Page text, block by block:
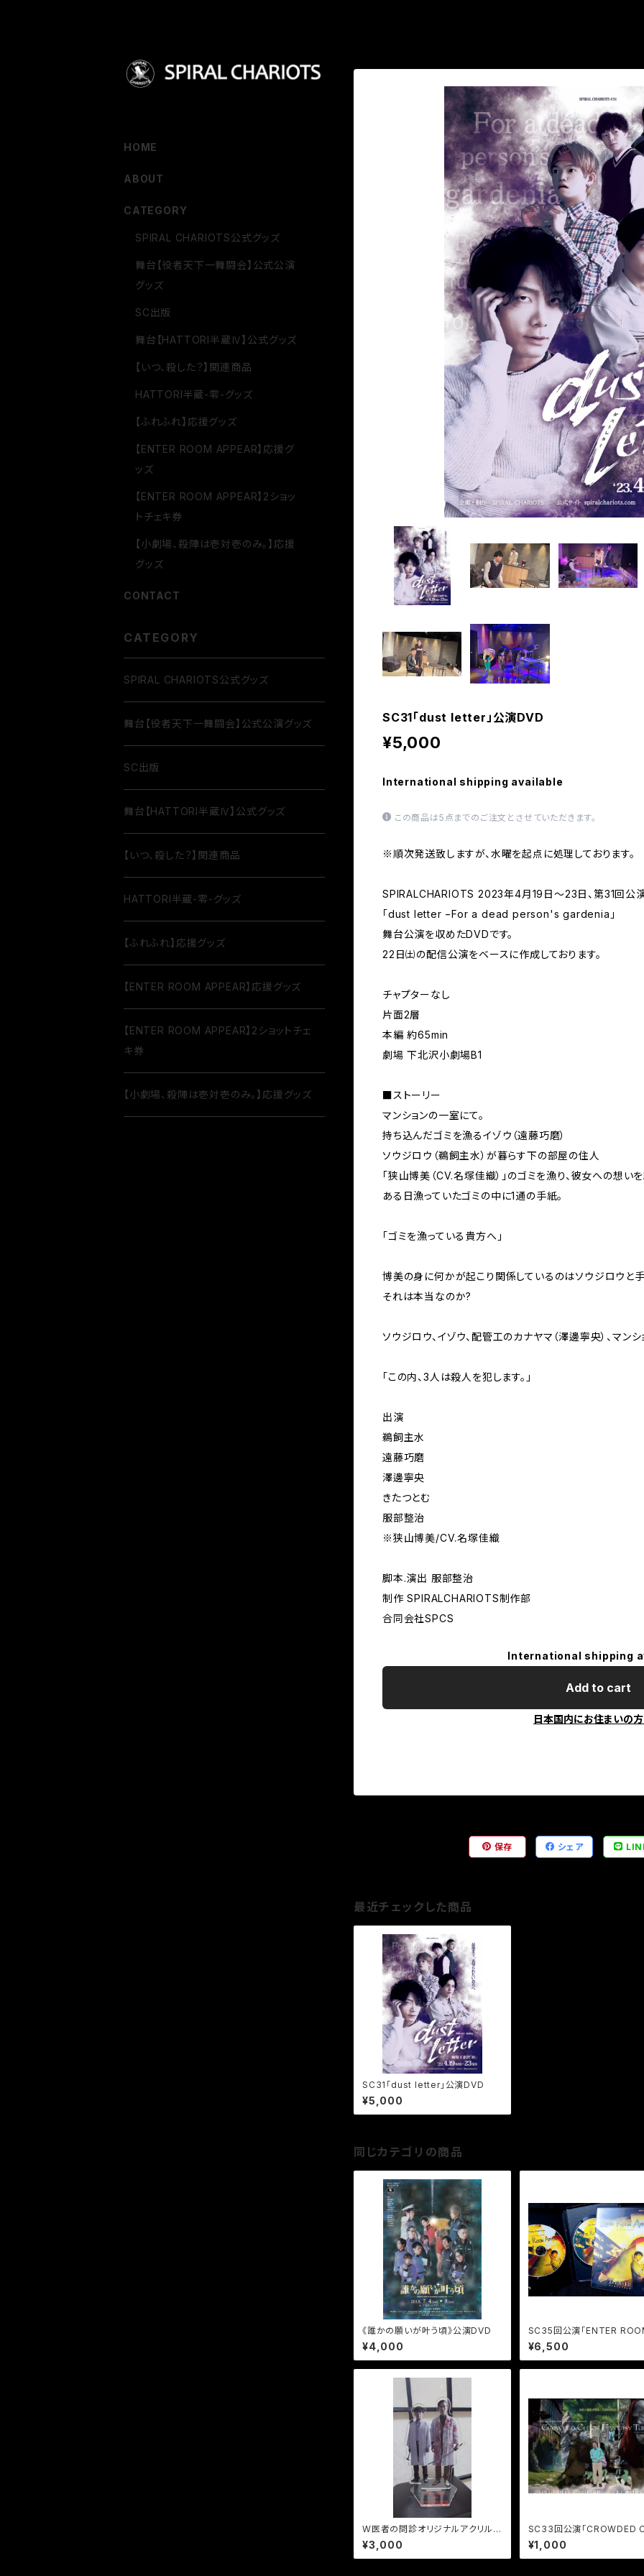
SC31「dust letter」公演DVD
¥5,000
International shipping available
この商品は5点までのご注文とさせていただきます。
※順次発送致しますが、水曜を起点に処理しております。
SPIRALCHARIOTS 2023年4月19日〜23日、第31回公
「dust letter −For a dead person's gardenia」
舞台公演を収めたDVDです。
22日㈯の配信公演をベースに作成しております。
チャプターなし
片面2層
本編 約65min
劇場 下北沢小劇場B1
■ストーリー
マンションの一室にて。
持ち込んだゴミを漁るイゾウ（遠藤巧磨）
ソウジロウ（鵜飼主水）が暮らす下の部屋の住人
「狭山博美（CV.名塚佳織）」のゴミを漁り、彼女への想い
ある日漁っていたゴミの中に1通の手紙。
「ゴミを漁っている貴方へ」
博美の身に何かが起こり関係しているのはソウジロウと
それは本当なのか?
ソウジロウ、イゾウ、配管工のカナヤマ（澤邊寧央）、マン
「この内、3人は殺人を犯します。」
出演
鵜飼主水
遠藤巧磨
澤邊寧央
きたつとむ
服部整治
※狭山博美/CV.名塚佳織
脚本.演出 服部整治
制作 SPIRALCHARIOTS制作部
合同会社SPCS
International shipping
Add to cart
日本国内にお住まいの
保存 シェア
最近チェックした商品
SC31「dust letter」公演DVD
¥5,000
同じカテゴリの商品
《誰かの願いが叶う頃》公演DVD
¥4,000
SC35回公演「ENTER
PEAR」公演DVD ABcast
典映像
¥6,500
W医者の問診オリジナルアクリルス
タンド
¥3,000
SC33回公演「CROWDED
S FANTASY TURBO」映像
A.B.シングルRemix
¥1,000
HOME
ABOUT
CATEGORY
SPIRAL CHARIOTS公式グッズ
舞台【役者天下一舞闘会】公式公演
グッズ
SC出版
舞台【HATTORI半蔵Ⅳ】公式グッズ
【いつ、殺した？】関連商品
HATTORI半蔵-零-グッズ
【ふれふれ】応援グッズ
【ENTER ROOM APPEAR】応援グ
ッズ
【ENTER ROOM APPEAR】2ショッ
トチェキ券
【小劇場、殺陣は壱対壱のみ。】応援
グッズ
CONTACT
CATEGORY
SPIRAL CHARIOTS公式グッズ
舞台【役者天下一舞闘会】公式公演グッズ
SC出版
舞台【HATTORI半蔵Ⅳ】公式グッズ
【いつ、殺した？】関連商品
HATTORI半蔵-零-グッズ
【ふれふれ】応援グッズ
【ENTER ROOM APPEAR】応援グッズ
【ENTER ROOM APPEAR】2ショットチェ
キ券
【小劇場、殺陣は壱対壱のみ。】応援グッズ